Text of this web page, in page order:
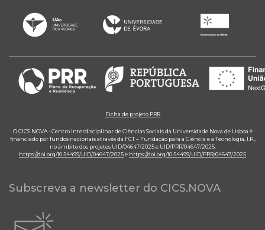
Ficha de projeto PRR
O CICS.NOVA - Centro Interdisciplinar de Ciências Sociais da Universidade Nova de Lisboa é
financiado por fundos nacionais através da FCT – Fundação para a Ciência e a Tecnologia, I.P.,
no âmbito dos projetos UID/04647/2025 e UID/PRR/04647/2025.
https://doi.org/10.54499/UID/04647/2025e https://doi.org/10.54499/UID/PRR/04647/2025
Subscreva a newsletter do CICS.NOVA